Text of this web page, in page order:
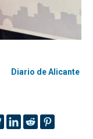
Diario de Alicante